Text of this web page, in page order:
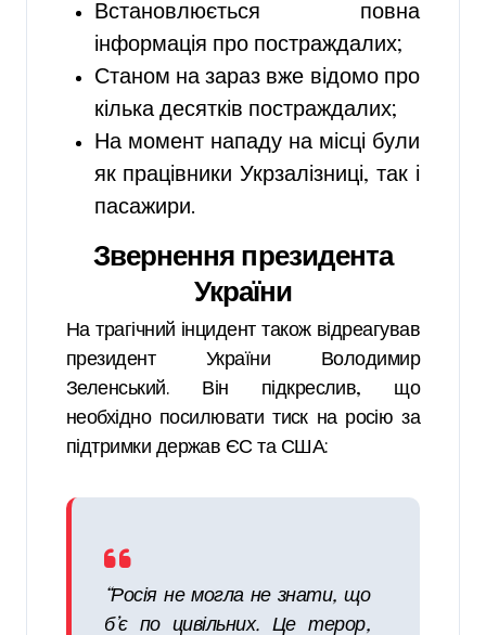
Встановлюється повна
інформація про постраждалих;
Станом на зараз вже відомо про
кілька десятків постраждалих;
На момент нападу на місці були
як працівники Укрзалізниці, так і
пасажири.
Звернення президента
України
На трагічний інцидент також відреагував
президент України Володимир
Зеленський. Він підкреслив, що
необхідно посилювати тиск на росію за
підтримки держав ЄС та США:
“Росія не могла не знати, що
б’є по цивільних. Це терор,